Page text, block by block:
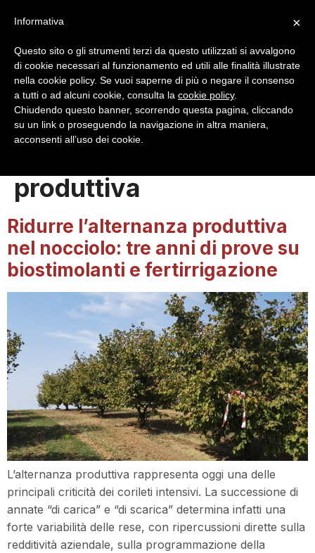
Login Registrazione
produttiva
Ridurre l’alternanza produttiva
nel nocciolo: tre anni di prove su
biostimolanti e fertirrigazione
L’alternanza produttiva rappresenta oggi una delle
principali criticità dei corileti intensivi. La successione di
annate “di carica” e “di scarica” determina infatti una
forte variabilità delle rese, con ripercussioni dirette sulla
redditività aziendale, sulla programmazione della
×
Informativa
Questo sito o gli strumenti terzi da questo utilizzati si avvalgono
di cookie necessari al funzionamento ed utili alle finalità illustrate
nella cookie policy. Se vuoi saperne di più o negare il consenso
a tutti o ad alcuni cookie, consulta la cookie policy.
Chiudendo questo banner, scorrendo questa pagina, cliccando
su un link o proseguendo la navigazione in altra maniera,
acconsenti all’uso dei cookie.